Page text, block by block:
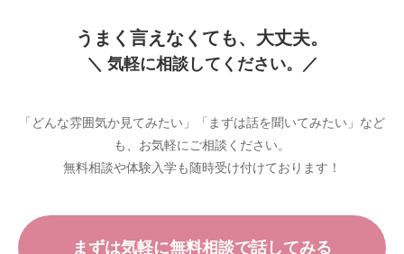
うまく言えなくても、大丈夫。
＼ 気軽に相談してください。／
「どんな雰囲気か見てみたい」「まずは話を聞いてみたい」など
も、お気軽にご相談ください。
無料相談や体験入学も随時受け付けております！
まずは気軽に無料相談で話してみる